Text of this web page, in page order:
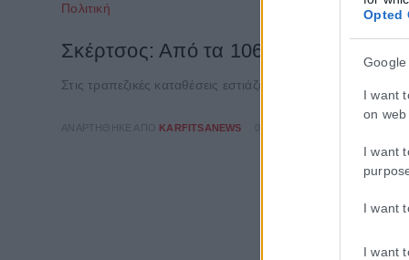
Opted
I want
on
I want
I want
I want
Πολιτική
Σκέρτσος: Από τα 106,4 στα 148,7
Στις τραπεζικές καταθέσεις εστιάζει σημερινή
ΑΝΑΡΤΉΘΗΚΕ ΑΠΌ KARFITSANEWS